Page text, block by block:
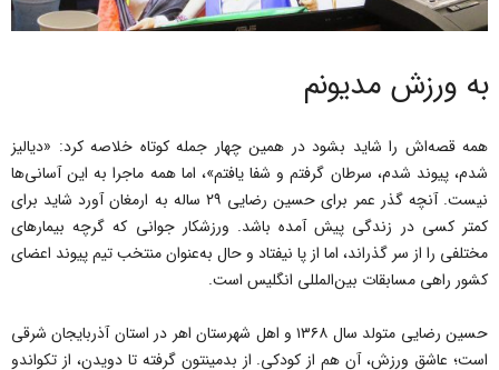
به ورزش مدیونم
همه قصه‌اش را شاید بشود در همین چهار جمله کوتاه خلاصه کرد: «دیالیز
شدم، پیوند شدم، سرطان گرفتم و شفا یافتم»، اما همه ماجرا به این آسانی‌ها
نیست. آنچه گذر عمر برای حسین رضایی ۲۹ ساله به ارمغان آورد شاید برای
کمتر کسی در زندگی پیش آمده باشد. ورزشکار جوانی که گرچه بیمارهای
مختلفی را از سر گذراند، اما از پا نیفتاد و حال به‌عنوان منتخب تیم پیوند اعضای
کشور راهی مسابقات بین‌المللی انگلیس است.
حسین رضایی متولد سال ۱۳۶۸ و اهل شهرستان اهر در استان آذربایجان شرقی
است؛ عاشق ورزش، آن هم از کودکی. از بدمینتون گرفته تا دویدن، از تکواندو